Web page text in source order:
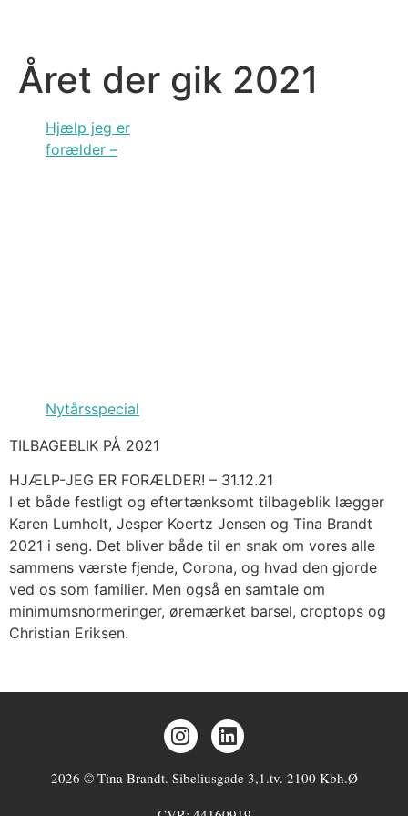
Året der gik 2021
Hjælp jeg er
forælder –
Nytårsspecial
TILBAGEBLIK PÅ 2021
HJÆLP-JEG ER FORÆLDER! – 31.12.21
I et både festligt og eftertænksomt tilbageblik lægger
Karen Lumholt, Jesper Koertz Jensen og Tina Brandt
2021 i seng. Det bliver både til en snak om vores alle
sammens værste fjende, Corona, og hvad den gjorde
ved os som familier. Men også en samtale om
minimumsnormeringer, øremærket barsel, croptops og
Christian Eriksen.
2026 © Tina Brandt. Sibeliusgade 3,1.tv. 2100 Kbh.Ø